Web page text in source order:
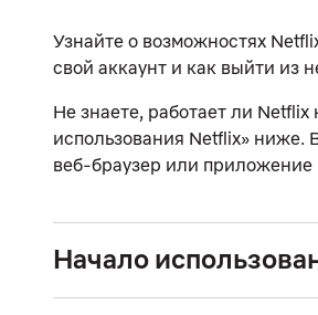
Узнайте о возможностях
свой аккаунт и как выйти из
Не знаете, работает ли
использования Netflix» ниже.
веб-браузер или
Начало